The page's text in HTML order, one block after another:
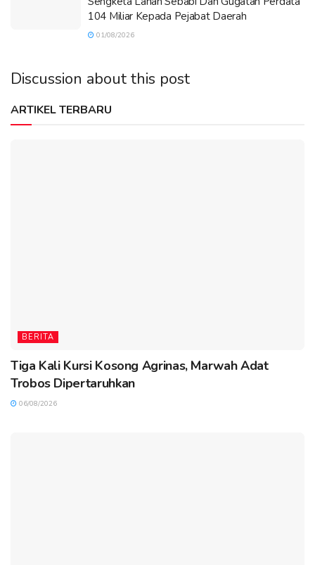
104 Miliar Kepada Pejabat Daerah
01/08/2026
Discussion about this post
ARTIKEL TERBARU
BERITA
Tiga Kali Kursi Kosong Agrinas, Marwah Adat
Trobos Dipertaruhkan
06/08/2026